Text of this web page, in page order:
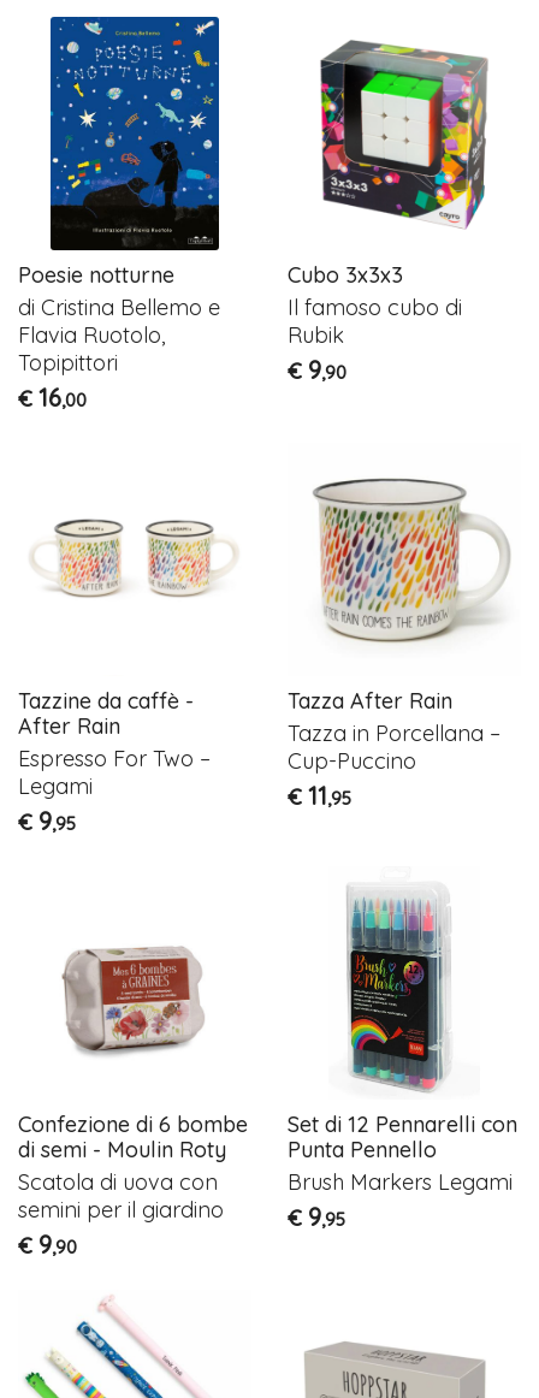
Poesie notturne
di Cristina Bellemo e
Flavia Ruotolo,
Topipittori
€ 16,00
Cubo 3x3x3
Il famoso cubo di
Rubik
€ 9,90
Tazzine da caffè -
After Rain
Espresso For Two –
Legami
€ 9,95
Tazza After Rain
Tazza in Porcellana –
Cup-Puccino
€ 11,95
Confezione di 6 bombe
di semi - Moulin Roty
Scatola di uova con
semini per il giardino
€ 9,90
Set di 12 Pennarelli con
Punta Pennello
Brush Markers Legami
€ 9,95